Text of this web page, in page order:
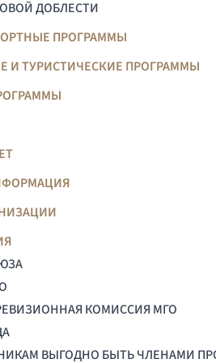
ДОБЛЕСТИ
ПРОГРАММЫ
И ТУРИСТИЧЕСКИЕ ПРОГРАММЫ
КОМИССИЯ МГО
ВЫГОДНО БЫТЬ ЧЛЕНАМИ